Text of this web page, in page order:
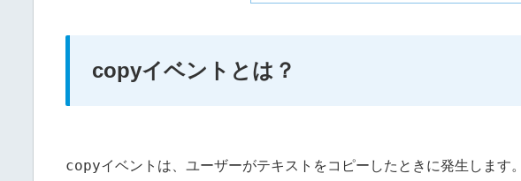
copyイベントとは？
copyイベントは、ユーザーがテキストをコピーしたときに発生します。